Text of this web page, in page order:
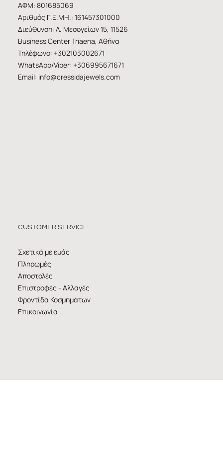
ΑΦΜ: 801685069
Αριθμός Γ.Ε.ΜΗ.: 161457301000
Διεύθυνση: Λ. Μεσογείων 15, 11526
Business Center Triaena, Αθήνα
Τηλέφωνο: +302103002671
WhatsApp/Viber: +306995671671
Email: info@cressidajewels.com
CUSTOMER SERVICE
Σχετικά με εμάς
Πληρωμές
Αποστολές
Επιστροφές - Αλλαγές
Φροντίδα Κοσμημάτων
Επικοινωνία